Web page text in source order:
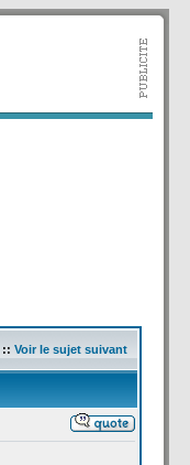
:: Voir le sujet suivant